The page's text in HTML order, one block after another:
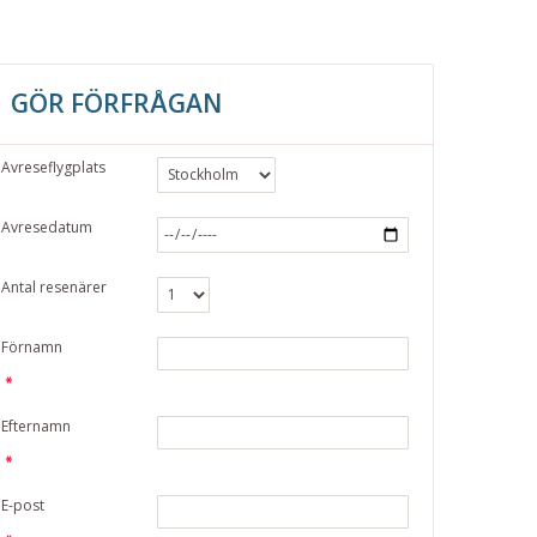
GÖR FÖRFRÅGAN
Avreseflygplats
Avresedatum
Antal resenärer
Förnamn
Efternamn
E-post